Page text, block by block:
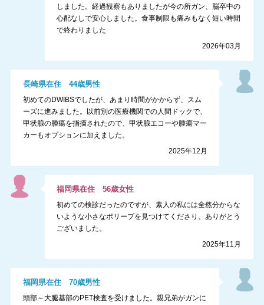
しました。経過観察もありましたが今の所ガン、脳卒中の
心配なしで安心しました。食事制限も痛みもなく短い時間
で終わりました
2026年03月
長崎県在住 44歳男性
初めてのDWIBSでしたが、あまり時間がかからず、スム
ーズに進みました。以前別の医療機関での人間ドックで、
甲状腺の腫瘍を指摘されたので、甲状腺エコーや腫瘍マー
カーもオプションに加えました。
2025年12月
福岡県在住56歳女性
初めての検診だったのですが、素人の私には全然分からな
いような小さなポリープを見つけてくださり、ありがとう
ございました。
2025年11月
福岡県在住 70歳男性
頭部～大腿基部のPET検査を受けました。親兄弟がガンに